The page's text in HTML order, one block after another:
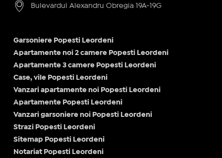
Bulevardul Alexandru Obregia 19A-19G
Garsoniere Popesti Leordeni
Apartamente noi 2 camere Popesti Leordeni
Apartamente 3 camere Popesti Leordeni
Case, vile Popesti Leordeni
Vanzari apartamente noi Popesti Leordeni
Apartamente Popesti Leordeni
Vanzari garsoniere noi Popesti Leordeni
Strazi Popesti Leordeni
Sitemap Popesti Leordeni
Notariat Popesti Leordeni